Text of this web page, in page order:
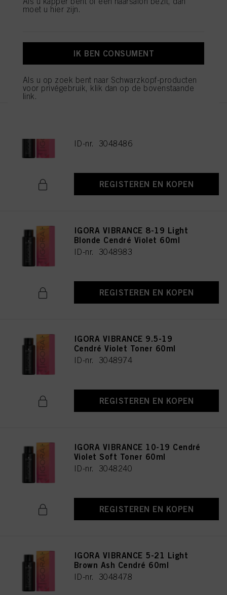
IGORA VIBRANCE 5-16 Light
REGISTEREN EN KOPEN
ID-nr. 3048486
REGISTEREN EN KOPEN
IGORA VIBRANCE 8-19 Light
Blonde Cendré Violet 60ml
ID-nr. 3048983
REGISTEREN EN KOPEN
IGORA VIBRANCE 9.5-19
Cendré Violet Toner 60ml
ID-nr. 3048974
REGISTEREN EN KOPEN
IGORA VIBRANCE 10-19 Cendré
Violet Soft Toner 60ml
ID-nr. 3048240
REGISTEREN EN KOPEN
IGORA VIBRANCE 5-21 Light
Brown Ash Cendré 60ml
ID-nr. 3048478
moet u hier zijn.
IK BEN CONSUMENT
Als u op zoek bent naar Schwarzkopf-producten
voor privégebruik, klik dan op de bovenstaande
link.